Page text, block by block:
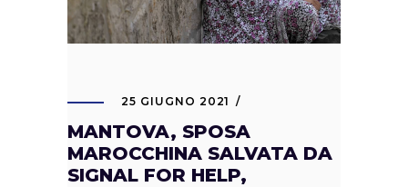
25 GIUGNO 2021
MANTOVA, SPOSA
MAROCCHINA SALVATA DA
SIGNAL FOR HELP,